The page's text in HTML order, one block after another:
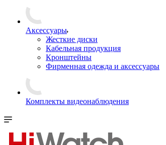
Аксессуары
Жесткие диски
Кабельная продукция
Кронштейны
Фирменная одежда и аксессуары
Комплекты видеонаблюдения